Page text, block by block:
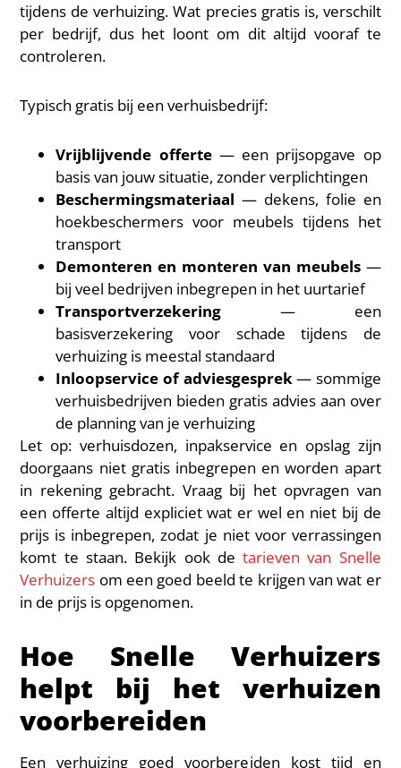
tijdens de verhuizing. Wat precies gratis is, verschilt
per bedrijf, dus het loont om dit altijd vooraf te
controleren.
Typisch gratis bij een verhuisbedrijf:
Vrijblijvende offerte— een prijsopgave op
basis van jouw situatie, zonder verplichtingen
Beschermingsmateriaal — dekens, folie en
hoekbeschermers voor meubels tijdens het
transport
Demonteren en monteren van meubels—
bij veel bedrijven inbegrepen in het uurtarief
Transportverzekering — een
basisverzekering voor schade tijdens de
verhuizing is meestal standaard
Inloopservice of adviesgesprek— sommige
verhuisbedrijven bieden gratis advies aan over
de planning van je verhuizing
Let op: verhuisdozen, inpakservice en opslag zijn
doorgaans niet gratis inbegrepen en worden apart
in rekening gebracht. Vraag bij het opvragen van
een offerte altijd expliciet wat er wel en niet bij de
prijs is inbegrepen, zodat je niet voor verrassingen
komt te staan. Bekijk ook detarieven van Snelle
Verhuizers om een goed beeld te krijgen van wat er
in de prijs is opgenomen.
Hoe Snelle Verhuizers
helpt bij het verhuizen
voorbereiden
Een verhuizing goed voorbereiden kost tijd en